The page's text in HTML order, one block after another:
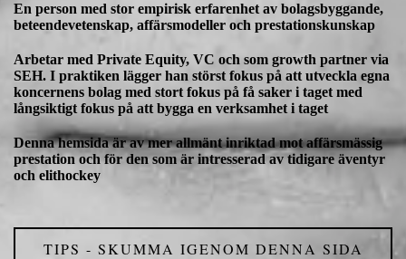
En person med stor empirisk erfarenhet av bolagsbyggande,
beteendevetenskap, affärsmodeller och prestationskunskap
Arbetar med Private Equity, VC och som growth partner via
SEH. I praktiken lägger han störst fokus på att utveckla egna
koncernens bolag med stort fokus på få saker i taget med
långsiktigt fokus på att bygga en verksamhet i taget
Denna hemsida är av mer allmänt inriktad mot affärsmässig
prestation och för den som är intresserad av tidigare äventyr
och elithockey
TIPS - SKUMMA IGENOM DENNA SIDA